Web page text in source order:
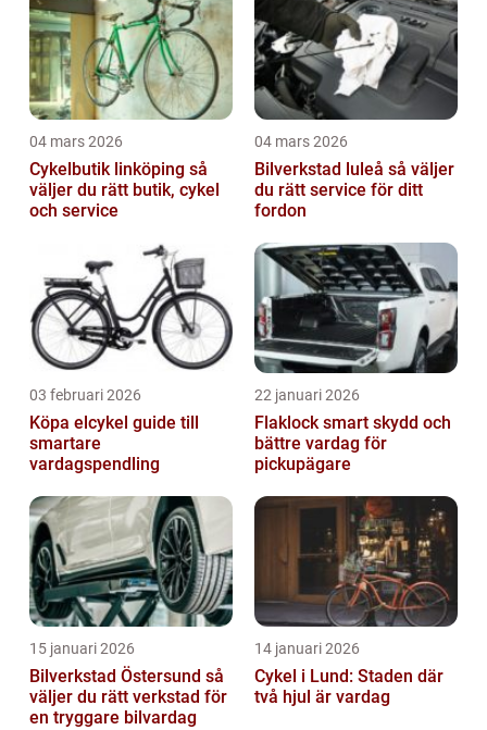
04 mars 2026
Cykelbutik linköping så
väljer du rätt butik, cykel
och service
04 mars 2026
Bilverkstad luleå så väljer
du rätt service för ditt
fordon
03 februari 2026
Köpa elcykel guide till
smartare
vardagspendling
22 januari 2026
Flaklock smart skydd och
bättre vardag för
pickupägare
15 januari 2026
Bilverkstad Östersund så
väljer du rätt verkstad för
en tryggare bilvardag
14 januari 2026
Cykel i Lund: Staden där
två hjul är vardag